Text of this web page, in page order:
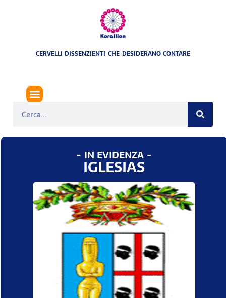
CERVELLI DISSENZIENTI CHE DESIDERANO CONTARE
- IN EVIDENZA -
IGLESIAS